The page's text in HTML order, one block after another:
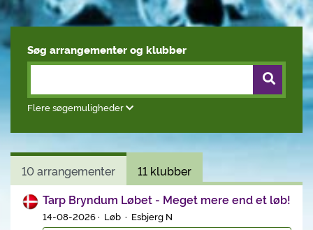
Søg arrangementer og klubber
Flere søgemuligheder
10arrangementer 11 klubber
Tarp Bryndum Løbet - Meget mere end et løb!
14-08-2026 · Løb · Esbjerg N